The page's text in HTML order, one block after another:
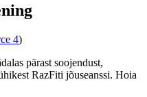
4)
pärast soojendust,
RazFiti jõuseanssi. Hoia